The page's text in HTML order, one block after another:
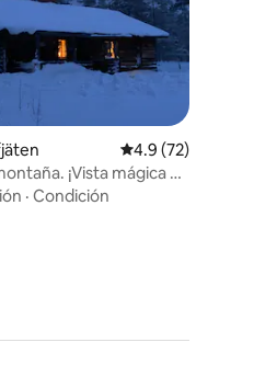
5, 7 reseñas
Calificación
4.9 (72)
¡Vista mágica de
· Condición